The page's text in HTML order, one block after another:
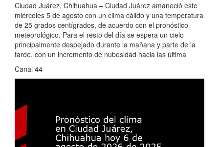
Ciudad Juárez, Chihuahua.– Ciudad Juárez amaneció este
miércoles 5 de agosto con un clima cálido y una temperatura
de 25 grados centígrados, de acuerdo con el pronóstico
meteorológico. Para el resto del día se espera un cielo
principalmente despejado durante la mañana y parte de la
tarde, con un incremento de nubosidad hacia las última
Canal 44